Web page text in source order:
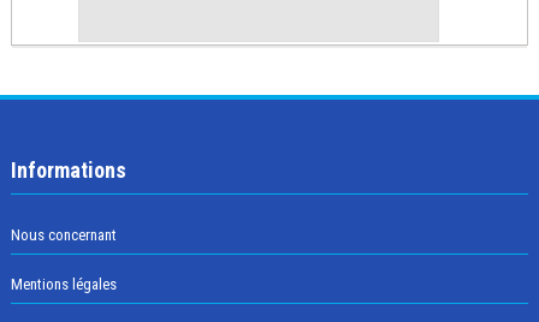
Informations
Nous concernant
Mentions légales